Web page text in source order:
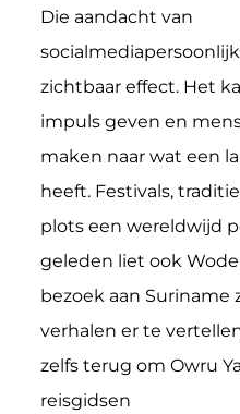
Die aandacht van
zichtbaar effect. Het
impuls geven en
maken naar wat een
heeft. Festivals,
plots een wereldwijd
geleden liet ook
bezoek aan Suriname
verhalen er te
zelfs terug om Owru
reisgidsen